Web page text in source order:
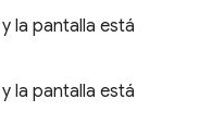
la pantalla está
la pantalla está